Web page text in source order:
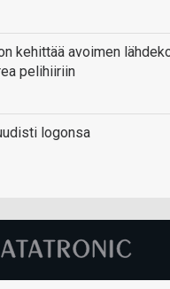
kehittää avoimen
pelihiiriin
logonsa